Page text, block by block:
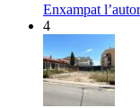
Enxampat
4